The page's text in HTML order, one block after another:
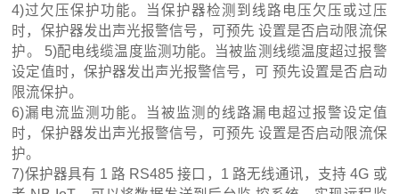
4)过欠压保护功能。当保护器检测到线路电压欠压或过压
时，保护器发出声光报警信号，可预先 设置是否启动限流保
护。 5)配电线缆温度监测功能。当被监测线缆温度超过报警
设定值时，保护器发出声光报警信号，可 预先设置是否启动
限流保护。
6)漏电流监测功能。当被监测的线路漏电超过报警设定值
时，保护器发出声光报警信号，可预先 设置是否启动限流保
护。
7)保护器具有 1 路 RS485 接口，1 路无线通讯，支持 4G 或